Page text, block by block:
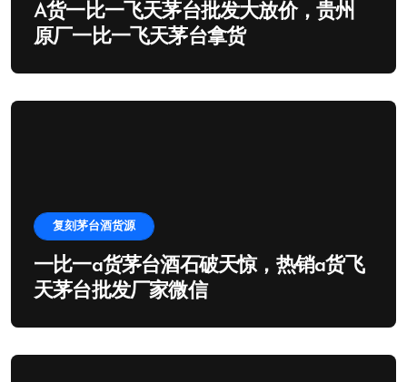
A货一比一飞天茅台批发大放价，贵州
原厂一比一飞天茅台拿货
复刻茅台酒货源
一比一a货茅台酒石破天惊，热销a货飞
天茅台批发厂家微信